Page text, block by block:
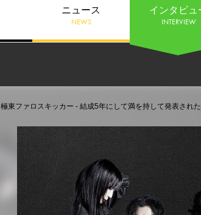
ニュース
NEWS
インタビュ
INTERVIEW
極東ファロスキッカー - 結成5年にして満を持して発表され